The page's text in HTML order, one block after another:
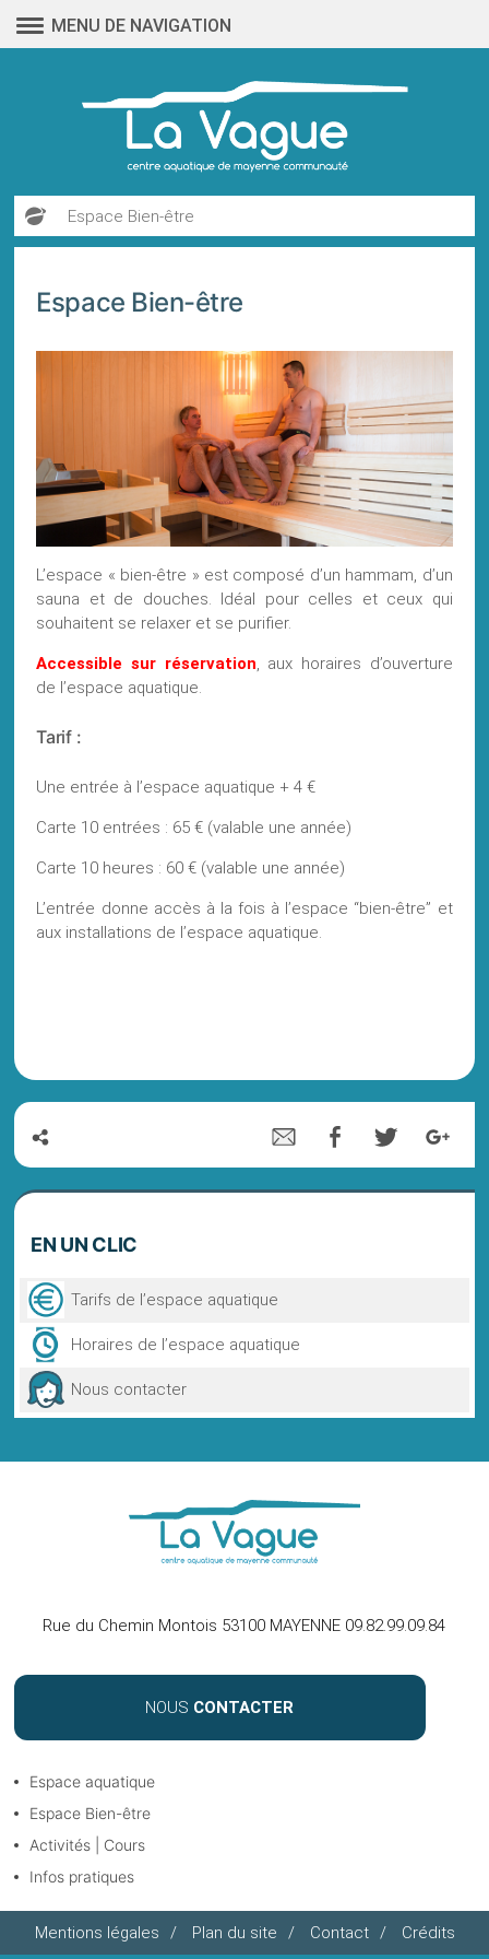
contenu
MENU DE NAVIGATION
Espace Bien-être
Espace Bien-être
L’espace « bien-être » est composé d’un hammam, d’un
sauna et de douches. Idéal pour celles et ceux qui
souhaitent se relaxer et se purifier.
Accessible sur réservation, aux horaires d’ouverture
de l’espace aquatique.
Tarif :
Une entrée à l’espace aquatique + 4 €
Carte 10 entrées : 65 € (valable une année)
Carte 10 heures : 60 € (valable une année)
L’entrée donne accès à la fois à l’espace “bien-être” et
aux installations de l’espace aquatique.
EN UN CLIC
Tarifs de l’espace aquatique
Horaires de l’espace aquatique
Nous contacter
Rue du Chemin Montois 53100 MAYENNE 09.82.99.09.84
NOUS CONTACTER
Espace aquatique
Espace Bien-être
Activités | Cours
Infos pratiques
Mentions légales / Plan du site / Contact / Crédits